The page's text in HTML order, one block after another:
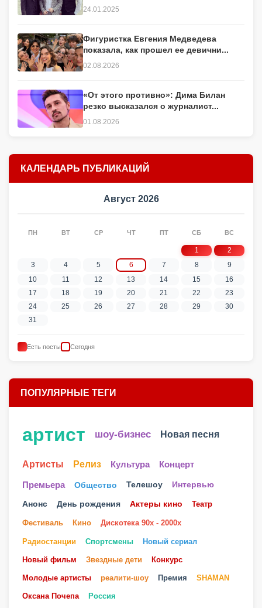
24.01.2025
Фигуристка Евгения Медведева
показала, как прошел ее девични...
02.08.2026
«От этого противно»: Дима Билан
резко высказался о журналист...
01.08.2026
КАЛЕНДАРЬ ПУБЛИКАЦИЙ
Август 2026
ПН ВТ СР ЧТ ПТ СБ ВС
1
2
3
4 5 6 7 8
9
10
11 12 13 14 15
16
17
18 19 20 21 22
23
24
25 26 27 28 29
30
31
Есть посты Сегодня
ПОПУЛЯРНЫЕ ТЕГИ
артист шоу-бизнес Новая песня
Артисты Релиз Культура Концерт
Премьера Общество Телешоу Интервью
Анонс День рождения Актеры кино Театр
Фестиваль Кино Дискотека 90х - 2000х
Радиостанции Спортсмены Новый сериал
Новый фильм Звездные дети Конкурс
Молодые артисты реалити-шоу Премия SHAMAN
Оксана Почепа Россия